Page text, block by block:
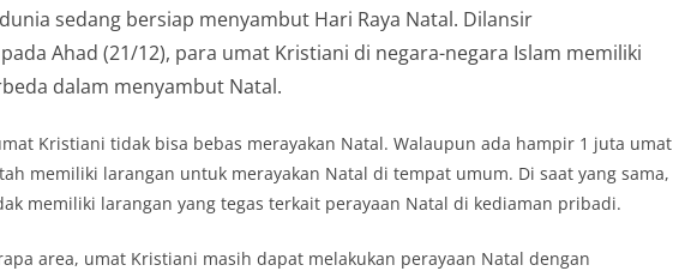
sedang bersiap menyambut Hari Raya Natal. Dilansir
Ahad (21/12), para umat Kristiani di negara-negara Islam memiliki
dalam menyambut Natal.
Kristiani tidak bisa bebas merayakan Natal. Walaupun ada hampir 1 juta umat
memiliki larangan untuk merayakan Natal di tempat umum. Di saat yang sama,
memiliki larangan yang tegas terkait perayaan Natal di kediaman pribadi.
area, umat Kristiani masih dapat melakukan perayaan Natal dengan